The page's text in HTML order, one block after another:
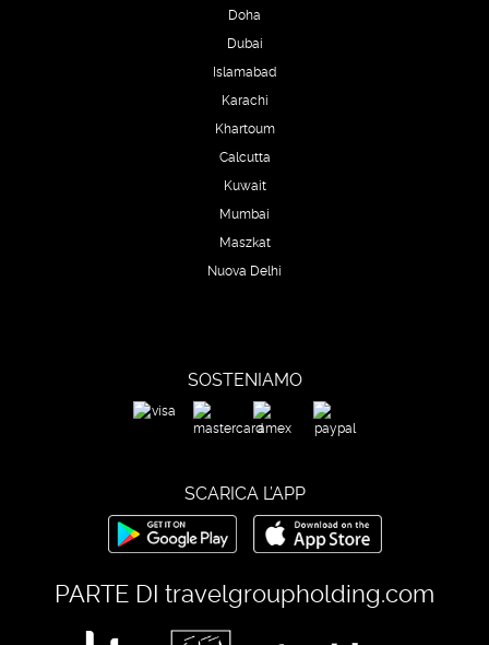
Doha
Dubai
Islamabad
Karachi
Khartoum
Calcutta
Kuwait
Mumbai
Maszkat
Nuova Delhi
SOSTENIAMO
SCARICA L’APP
PARTE DI travelgroupholding.com